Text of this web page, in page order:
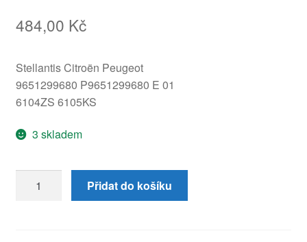
484,00 Kč
Stellantis Citroën Peugeot
9651299680 P9651299680 E 01
6104ZS 6105KS
3 skladem
Peugeot
Přidat do košíku